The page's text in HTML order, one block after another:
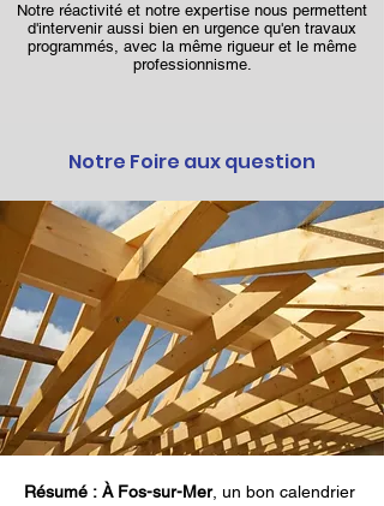
Notre réactivité et notre expertise nous permettent
d'intervenir aussi bien en urgence qu'en travaux
programmés, avec la même rigueur et le même
professionnisme.
Notre Foire aux question
Résumé : À Fos-sur-Mer, un bon calendrier